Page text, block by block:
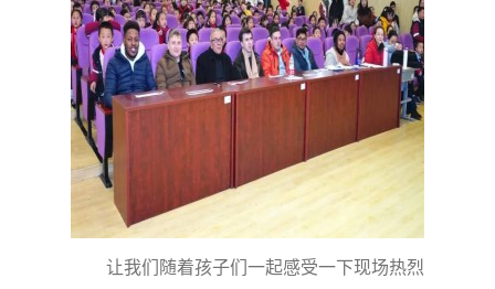
让我们随着孩子们一起感受一下现场热烈